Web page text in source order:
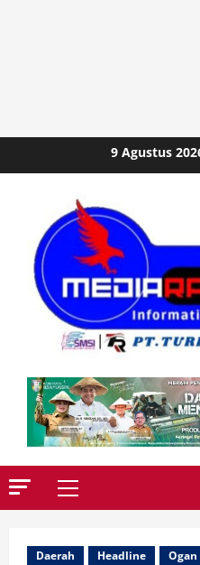
to
9 Agustus
Primary
Daerah Headline